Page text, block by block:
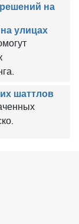
на
улицах
шаттлов